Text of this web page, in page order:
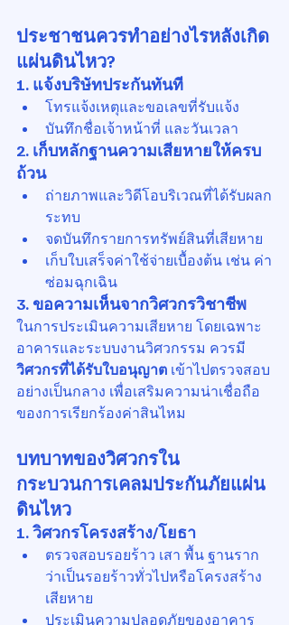
ประชาชนควรทำอย่างไรหลังเกิด
แผ่นดินไหว?
1. แจ้งบริษัทประกันทันที
โทรแจ้งเหตุและขอเลขที่รับแจ้ง
บันทึกชื่อเจ้าหน้าที่ และวันเวลา
2. เก็บหลักฐานความเสียหายให้ครบ
ถ้วน
ถ่ายภาพและวิดีโอบริเวณที่ได้รับผลก
ระทบ
จดบันทึกรายการทรัพย์สินที่เสียหาย
เก็บใบเสร็จค่าใช้จ่ายเบื้องต้น เช่น ค่า
ซ่อมฉุกเฉิน
3. ขอความเห็นจากวิศวกรวิชาชีพ
ในการประเมินความเสียหาย โดยเฉพาะ
อาคารและระบบงานวิศวกรรม ควรมี
วิศวกรที่ได้รับใบอนุญาต เข้าไปตรวจสอบ
อย่างเป็นกลาง เพื่อเสริมความน่าเชื่อถือ
ของการเรียกร้องค่าสินไหม
บทบาทของวิศวกรใน
กระบวนการเคลมประกันภัยแผ่น
ดินไหว
1. วิศวกรโครงสร้าง/โยธา
ตรวจสอบรอยร้าว เสา พื้น ฐานราก
ว่าเป็นรอยร้าวทั่วไปหรือโครงสร้าง
เสียหาย
ประเมินความปลอดภัยของอาคาร